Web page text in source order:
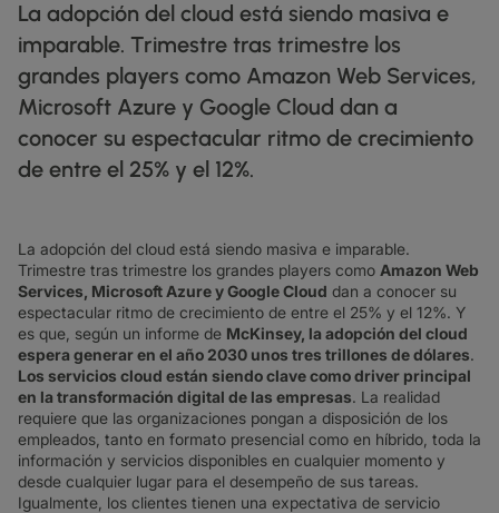
DESCUBRIR
map MAPA DE RED
Docs FICHAS TÉCNICAS
handshake NUESTROS PARTNERS
NUESTROS CLIENTES DIGITALES
shoppingmode MINORISTA
monitor MERCADOS DE CAPITALES
3p COMERCIO MAYORISTA
factory FABRICACIÓN
FARMACÉUTICO
shoppingmode MINORISTA
IP TRÁNSITO
ETHERNET
DEDICATED CLOUD ACCESS
NETWORK AS A SERVICE
SOLUCIONES CPE
SD-WAN + SASE
LAN + LAN INALÁMBRICA
TODOS LOS SERVICIOS DE RED
docs FICHAS TÉCNICAS
podcasts BOLETINES INFORMATIVOS
network_check ESTADO DE LA RED
La adopción del cloud está siendo masiva e
imparable. Trimestre tras trimestre los
grandes players como Amazon Web Services,
Microsoft Azure y Google Cloud dan a
conocer su espectacular ritmo de crecimiento
de entre el 25% y el 12%.
La adopción del cloud está siendo masiva e imparable.
Trimestre tras trimestre los grandes players como Amazon Web
Services, Microsoft Azure y Google Cloud dan a conocer su
espectacular ritmo de crecimiento de entre el 25% y el 12%. Y
es que, según un informe de McKinsey, la adopción del cloud
espera generar en el año 2030 unos tres trillones de dólares.
Los servicios cloud están siendo clave como driver principal
en la transformación digital de las empresas. La realidad
requiere que las organizaciones pongan a disposición de los
empleados, tanto en formato presencial como en híbrido, toda la
información y servicios disponibles en cualquier momento y
desde cualquier lugar para el desempeño de sus tareas.
Igualmente, los clientes tienen una expectativa de servicio